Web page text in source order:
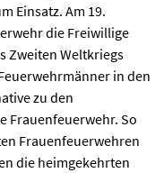
Einsatz. Am 19.
die Freiwillige
Zweiten Weltkriegs
in den
zu den
Frauenfeuerwehr. So
Frauenfeuerwehren
die heimgekehrten